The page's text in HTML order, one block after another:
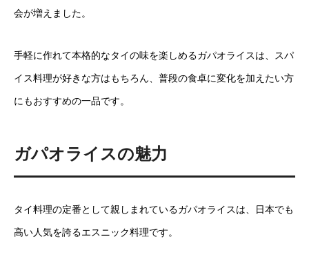
会が増えました。
手軽に作れて本格的なタイの味を楽しめるガパオライスは、スパ
イス料理が好きな方はもちろん、普段の食卓に変化を加えたい方
にもおすすめの一品です。
ガパオライスの魅力
タイ料理の定番として親しまれているガパオライスは、日本でも
高い人気を誇るエスニック料理です。